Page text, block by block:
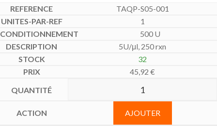
TAQP-S05-001
1
500 U
5U/μl, 250 rxn
32
45,92 €
AJOUTER